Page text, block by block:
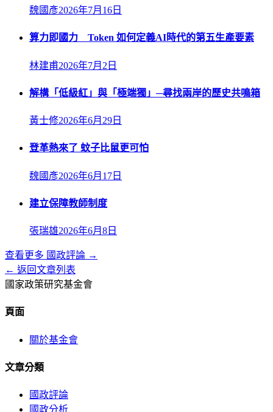
魏國彥2026年7月16日
算力即國力 Token 如何定義AI時代的第五生產要素
林建甫2026年7月2日
解構「低級紅」與「極端獨」─尋找兩岸的歷史共鳴箱
黃士修2026年6月29日
登革熱來了 蚊子比鼠更可怕
魏國彥2026年6月17日
建立保障教師制度
張瑞雄2026年6月8日
查看更多 國政評論 →
← 返回文章列表
國家政策研究基金會
頁面
關於基金會
文章分類
國政評論
國政分析